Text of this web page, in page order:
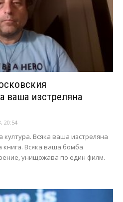
ваша изстреляна
20:54
Всяка ваша изстреляна
книга. Всяка ваша бомба
унищожава по един филм.